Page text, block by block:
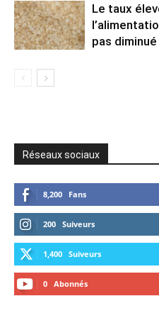
Le taux
pas diminué
Réseaux sociaux
8,200 Fans
200 Suiveurs
1,400 Suiveurs
0 Abonnés